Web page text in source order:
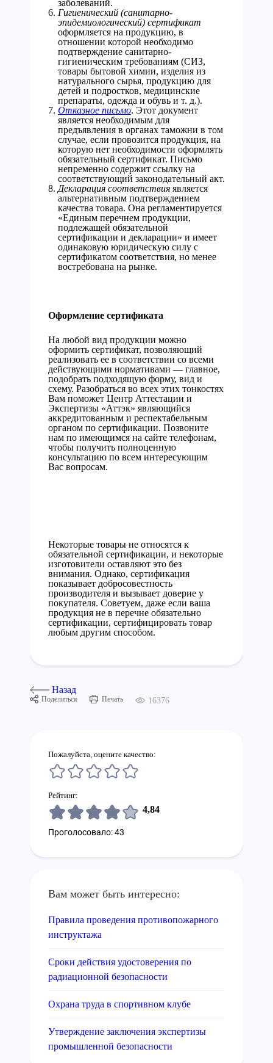
заболеваний.
Гигиенический (санитарно-
эпидемиологический) сертификат
оформляется на продукцию, в
отношении которой необходимо
подтверждение санитарно-
гигиеническим требованиям (СИЗ,
товары бытовой химии, изделия из
натурального сырья, продукцию для
детей и подростков, медицинские
препараты, одежда и обувь и т. д.).
Отказное письмо. Этот документ
является необходимым для
предъявления в органах таможни в том
случае, если провозится продукция, на
которую нет необходимости оформлять
обязательный сертификат. Письмо
непременно содержит ссылку на
соответствующий законодательный акт.
Декларация соответствия является
альтернативным подтверждением
качества товара. Она регламентируется
«Единым перечнем продукции,
подлежащей обязательной
сертификации и декларации» и имеет
одинаковую юридическую силу с
сертификатом соответствия, но менее
востребована на рынке.
Оформление сертификата
На любой вид продукции можно
оформить сертификат, позволяющий
реализовать ее в соответствии со всеми
действующими нормативами — главное,
подобрать подходящую форму, вид и
схему. Разобраться во всех этих тонкостях
Вам поможет Центр Аттестации и
Экспертизы «Аттэк» являющийся
аккредитованным и респектабельным
органом по сертификации. Позвоните
нам по имеющимся на сайте телефонам,
чтобы получить полноценную
консультацию по всем интересующим
Вас вопросам.
Некоторые товары не относятся к
обязательной сертификации, и некоторые
изготовители оставляют это без
внимания. Однако, сертификация
показывает добросовестность
производителя и вызывает доверие у
покупателя. Советуем, даже если ваша
продукция не в перечне обязательно
сертификации, сертифицировать товар
любым другим способом.
Назад
Поделиться Печать 16376
Пожалуйста, оцените качество:
Рейтинг:
4,84
Проголосовало: 43
Вам может быть интересно:
Правила проведения противопожарного
инструктажа
Сроки действия удостоверения по
радиационной безопасности
Охрана труда в спортивном клубе
Утверждение заключения экспертизы
промышленной безопасности